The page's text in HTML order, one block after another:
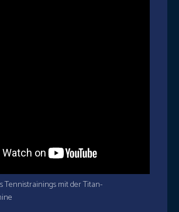
Tennistrainings mit der Titan-